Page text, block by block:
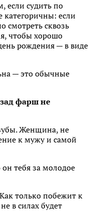
если судить по
если
смотреть сквозь
чтобы хорошо
рождения — в виде
— это обычные
фарш не
Женщина, не
к мужу и самой
тебя за молодое
только побежит к
в силах будет